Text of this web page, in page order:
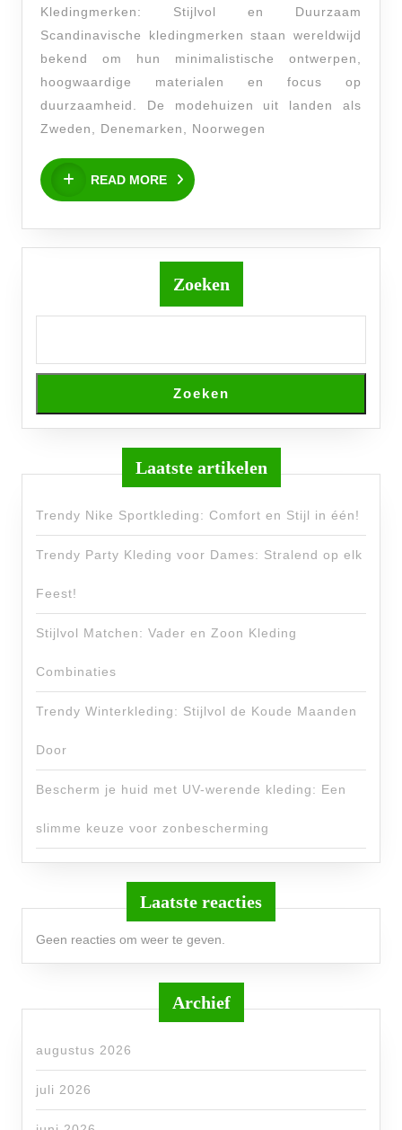
De
Beste
Scandinavische
Kledingmerken
Kledingmerken: Stijlvol en Duurzaam
Scandinavische kledingmerken staan wereldwijd
bekend om hun minimalistische ontwerpen,
hoogwaardige materialen en focus op
duurzaamheid. De modehuizen uit landen als
Zweden, Denemarken, Noorwegen
READ MORE
READ
MORE
Zoeken
Zoeken
Laatste artikelen
Trendy Nike Sportkleding: Comfort en Stijl in één!
Trendy Party Kleding voor Dames: Stralend op elk
Feest!
Stijlvol Matchen: Vader en Zoon Kleding
Combinaties
Trendy Winterkleding: Stijlvol de Koude Maanden
Door
Bescherm je huid met UV-werende kleding: Een
slimme keuze voor zonbescherming
Laatste reacties
Geen reacties om weer te geven.
Archief
augustus 2026
juli 2026